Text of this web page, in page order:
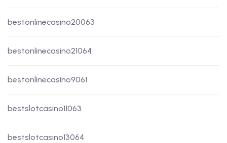
bestonlinecasino20063
bestonlinecasino21064
bestonlinecasino9061
bestslotcasino11063
bestslotcasino13064